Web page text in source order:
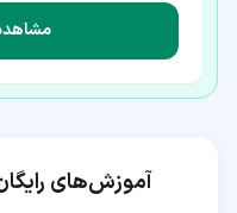
آموزش‌های